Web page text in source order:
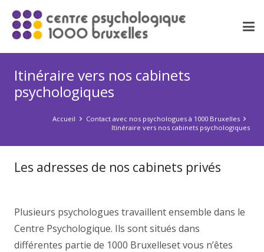
Itinéraire vers nos cabinets
psychologiques
Accueil
Contact avec nos psychologues à 1000 Bruxelles
Itinéraire vers nos cabinets psychologiques
Les adresses de nos cabinets privés
Plusieurs psychologues travaillent ensemble dans le
Centre Psychologique. Ils sont situés dans
différentes partie de 1000 Bruxelleset vous n’êtes